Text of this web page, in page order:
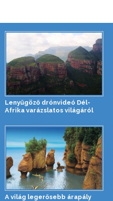
Lenyűgöző drónvideó Dél-
Afrika varázslatos világáról
A világ legerősebb árapály